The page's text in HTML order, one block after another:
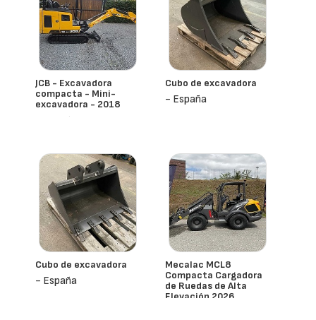
JCB - Excavadora
compacta - Mini-
excavadora - 2018
- España
Cubo de excavadora
- España
Cubo de excavadora
- España
Mecalac MCL8
Compacta Cargadora
de Ruedas de Alta
Elevación 2026